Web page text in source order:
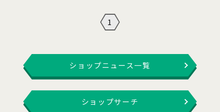
1
ショップニュース一覧
ショップサーチ